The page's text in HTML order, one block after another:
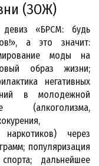
(ЗОЖ)
«БРСМ: будь
а это значит:
моды на
образ жизни;
негативных
в молодежной
(алкоголизма,
наркотиков) через
популяризация
дальнейшее